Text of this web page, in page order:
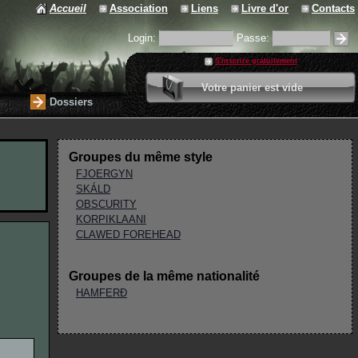
Accueil Association Liens Livre d'or Contacts
Login: Passe:
S'inscrire gratuitement
Votre panier est vide
0 article
Valider votre panier
Dossiers
Groupes du même style
FJOERGYN
SKÁLD
OBSCURITY
KORPIKLAANI
CLAWED FOREHEAD
Groupes de la même nationalité
HAMFERÐ